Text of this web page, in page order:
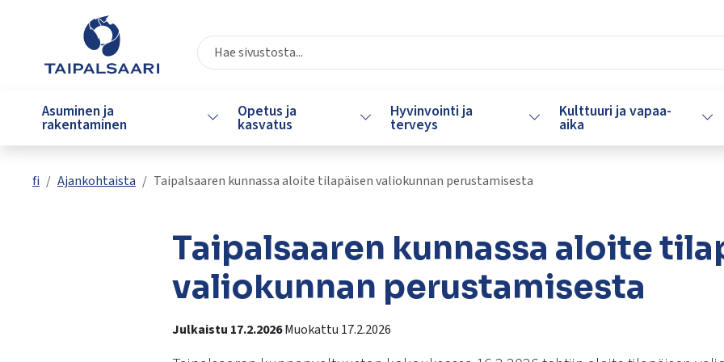
Siirry pääsisältöön
oleva
ja
valittuun
hakutulokseen
painamalla
enteriä.
käyttäjät
Asuminen ja
rakentaminen Vaihda alasvetovalikkoa
Opetus ja
kasvatus Vaihda alasvetovalikkoa
Hyvinvointi ja
terveys Vaihda alasvetovalikkoa
Kulttuuri ja vapaa-
aika
fi Ajankohtaista Taipalsaaren kunnassa aloite tilapäisen valiokunnan perustamisesta
Taipalsaaren kunnassa aloite
valiokunnan perustamisesta
Julkaistu 17.2.2026Muokattu 17.2.2026